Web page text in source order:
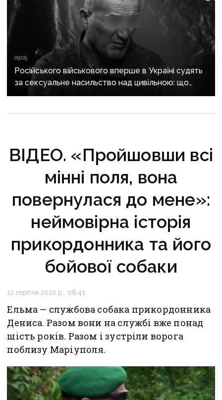
09:05
Російського військового вперше в Україні судять
за сексуальне насильство над цивільною: що
відомо про справу
ВІДЕО. «Пройшовши всі
мінні поля, вона
повернулася до мене»:
неймовірна історія
прикордонника та його
бойової собаки
12 серпня 2022 р., 08:41
Ельма — службова собака прикордонника
Дениса. Разом вони на службі вже понад
шість років. Разом і зустріли ворога
поблизу Маріуполя.